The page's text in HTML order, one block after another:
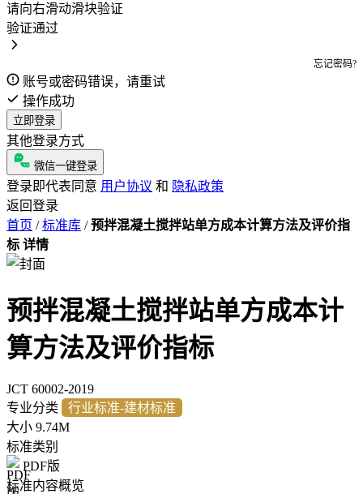
请向右滑动滑块验证
验证通过
忘记密码?
账号或密码错误，请重试
操作成功
立即登录
其他登录方式
微信一键登录
登录即代表同意 用户协议 和 隐私政策
返回登录
首页 / 标准库 / 预拌混凝土搅拌站单方成本计算方法及评价指
标 详情
预拌混凝土搅拌站单方成本计
算方法及评价指标
JCT 60002-2019
专业分类
行业标准-建材标准
大小 9.74M
标准类别
PDF版
标准内容概览